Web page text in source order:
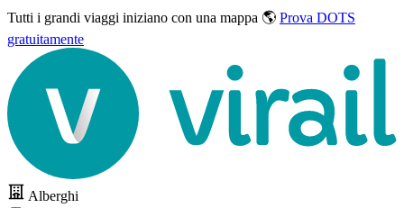
Tutti i grandi viaggi iniziano con una mappa 🌎 Prova DOTS
gratuitamente
Alberghi